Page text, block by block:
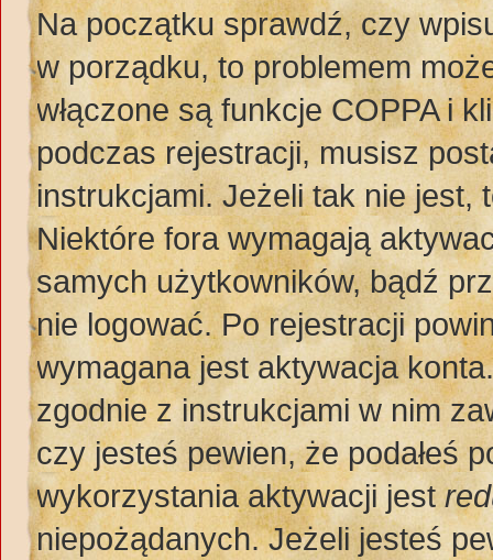
Na początku sprawdź, czy
w porządku, to problemem
włączone są funkcje COPPA i
podczas rejestracji, musisz
instrukcjami. Jeżeli tak nie jest,
Niektóre fora wymagają
samych użytkowników, bądź
nie logować. Po rejestracji
wymagana jest aktywacja
zgodnie z instrukcjami w nim
czy jesteś pewien, że podałeś
wykorzystania aktywacji jest
niepożądanych. Jeżeli jesteś